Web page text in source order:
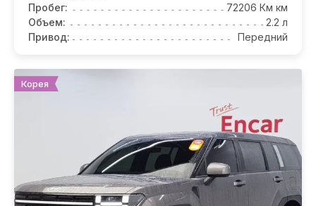
Пробег:
72206 Км км
Объем:
2.2 л
Привод:
Передний
Корея